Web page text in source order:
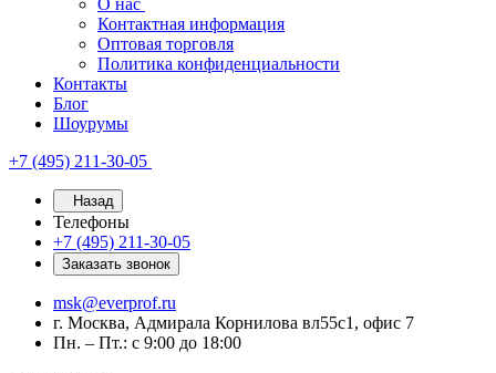
О нас
Контактная информация
Оптовая торговля
Политика конфиденциальности
Контакты
Блог
Шоурумы
+7 (495) 211-30-05
Назад
Телефоны
+7 (495) 211-30-05
Заказать звонок
msk@everprof.ru
г. Москва, Адмирала Корнилова вл55с1, офис 7
Пн. – Пт.: с 9:00 до 18:00